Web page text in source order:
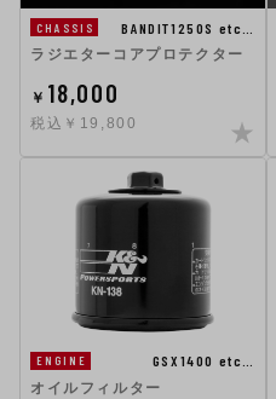
CHASSIS
BANDIT1250S etc…
ラジエターコアプロテクター
￥ 18,000
税込￥19,800
ENGINE
GSX1400 etc…
オイルフィルター